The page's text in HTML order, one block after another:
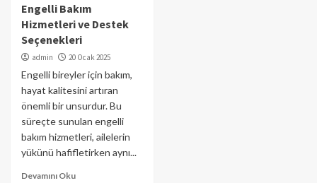
Engelli Bakım
Hizmetleri ve Destek
Seçenekleri
admin 20 Ocak 2025
Engelli bireyler için bakım,
hayat kalitesini artıran
önemli bir unsurdur. Bu
süreçte sunulan engelli
bakım hizmetleri, ailelerin
yükünü hafifletirken aynı...
Devamını Oku